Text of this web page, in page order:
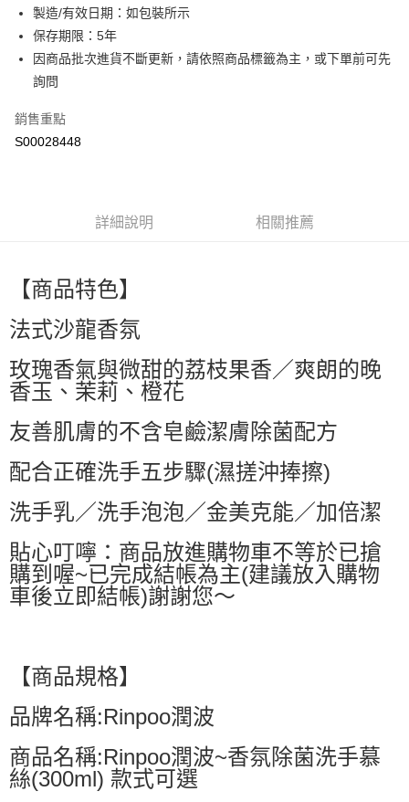
Apple Pay
街口支付
全盈+PAY
ATM付款
萊爾富取貨付款
每筆NT$60，滿NT$599(含以上)免運費
付款後萊爾富取貨
每筆NT$60，滿NT$599(含以上)免運費
7-11付款取貨
每筆NT$60，滿NT$599(含以上)免運費
付款後7-11取貨
每筆NT$60，滿NT$599(含以上)免運費
每筆NT$80，滿NT$799(含以上)免運費
國家/地區配送0330
製造/有效日期：如包裝所示
保存期限：5年
因商品批次進貨不斷更新，請依照商品標籤為主，或下單前可先
詢問
銷售重點
S00028448
詳細說明 相關推薦
【商品特色】
法式沙龍香氛
玫瑰香氣與微甜的荔枝果香／爽朗的晚
香玉、茉莉、橙花
友善肌膚的不含皂鹼潔膚除菌配方
配合正確洗手五步驟(濕搓沖捧擦)
洗手乳／洗手泡泡／金美克能／加倍潔
貼心叮嚀：商品放進購物車不等於已搶
購到喔~已完成結帳為主(建議放入購物
車後立即結帳)謝謝您～
【商品規格】
品牌名稱:Rinpoo潤波
商品名稱:Rinpoo潤波~香氛除菌洗手慕
絲(300ml) 款式可選